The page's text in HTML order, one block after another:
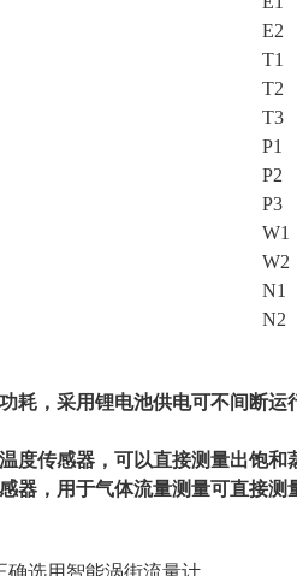
E2
T1
T2
T3
P1
P2
P3
W1
W2
N1
N2
耗，采用锂电池供电可不间断
度传感器，可以直接测量出饱
器，用于气体流量测量可直接
选用智能涡街流量计。